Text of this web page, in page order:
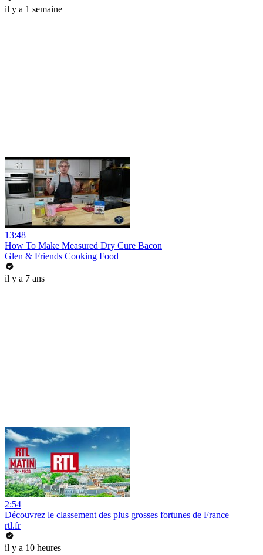
il y a 1 semaine
13:48
How To Make Measured Dry Cure Bacon
Glen & Friends Cooking Food
il y a 7 ans
2:54
Découvrez le classement des plus grosses fortunes de France
rtl.fr
il y a 10 heures